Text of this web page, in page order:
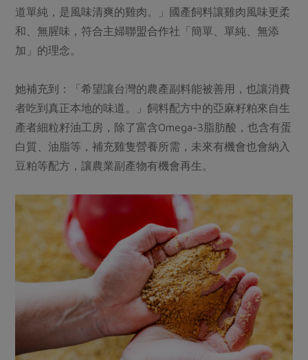
道單純，是風味清爽的雞肉。」國產飼料讓雞肉風味更柔
和、無腥味，符合主婦聯盟合作社「簡單、單純、無添
加」的理念。
她補充到：「希望讓台灣的農產副料能被善用，也讓消費
者吃到真正本地的味道。」飼料配方中的亞麻籽粕來自生
產者細粒籽油工房，除了富含Omega-3脂肪酸，也含有蛋
白質、油脂等，補充雞隻營養所需，未來有機會也會納入
豆粕等配方，讓農業副產物有機會再生。